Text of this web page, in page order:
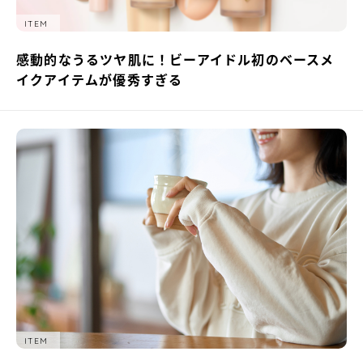
ITEM
感動的なうるツヤ肌に！ビーアイドル初のベースメ
イクアイテムが優秀すぎる
ITEM